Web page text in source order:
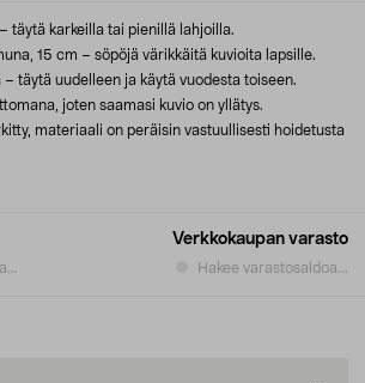
Verkkokaupan varasto
Hakee varastosaldoa...
täytä karkeilla tai pienillä lahjoilla.
15 cm – söpöjä värikkäitä kuvioita lapsille.
täytä uudelleen ja käytä vuodesta toiseen.
joten saamasi kuvio on yllätys.
materiaali on peräisin vastuullisesti hoidetusta